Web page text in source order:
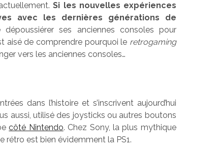
Si les nouvelles expériences
avec les dernières générations de
ses anciennes consoles pour
aisé de comprendre pourquoi le retrogaming
vers les anciennes consoles…
dans l’histoire et s’inscrivent aujourd’hui
aussi, utilisé des joysticks ou autres boutons
côté Nintendo. Chez Sony, la plus mythique
rétro est bien évidemment la PS1.